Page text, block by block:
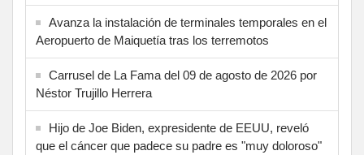
Avanza la instalación de terminales temporales en el
Aeropuerto de Maiquetía tras los terremotos
Carrusel de La Fama del 09 de agosto de 2026 por
Néstor Trujillo Herrera
Hijo de Joe Biden, expresidente de EEUU, reveló
que el cáncer que padece su padre es "muy doloroso"